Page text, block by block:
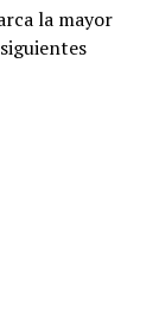
la mayor